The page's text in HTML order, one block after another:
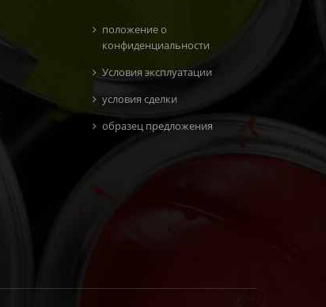
положение о
конфиденциальности
Условия эксплуатации
условия сделки
образец предложения